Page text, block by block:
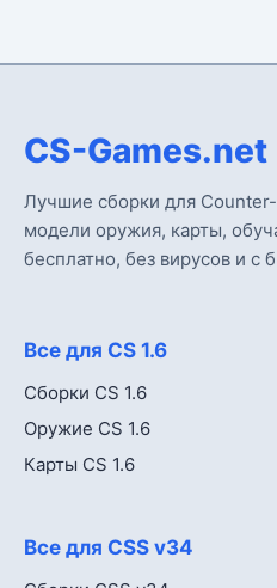
CS-Games.net
Лучшие сборки для
модели оружия, карты,
бесплатно, без вирусов и с
Все для CS 1.6
Сборки CS 1.6
Оружие CS 1.6
Карты CS 1.6
Все для CSS v34